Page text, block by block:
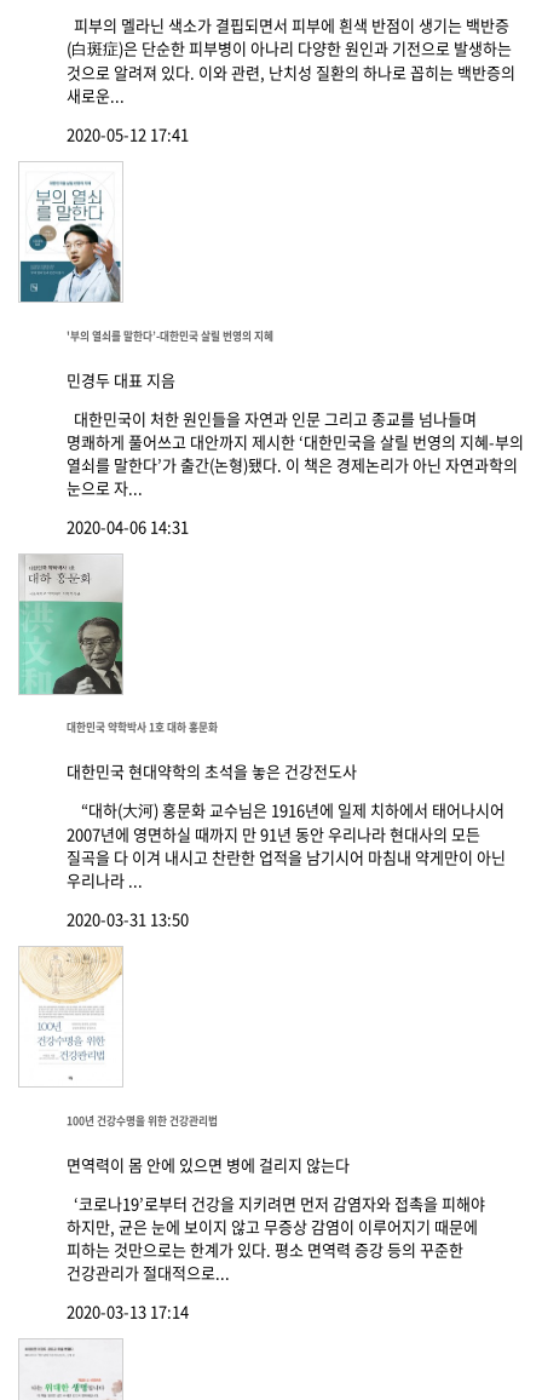
피부의 멜라닌 색소가 결핍되면서 피부에 흰색 반점이 생기는 백반증
(白斑症)은 단순한 피부병이 아나리 다양한 원인과 기전으로 발생하는
것으로 알려져 있다. 이와 관련, 난치성 질환의 하나로 꼽히는 백반증의
새로운...
2020-05-12 17:41
'부의 열쇠를 말한다’-대한민국 살릴 번영의 지혜
민경두 대표 지음
대한민국이 처한 원인들을 자연과 인문 그리고 종교를 넘나들며
명쾌하게 풀어쓰고 대안까지 제시한 ‘대한민국을 살릴 번영의 지혜-부의
열쇠를 말한다’가 출간(논형)됐다. 이 책은 경제논리가 아닌 자연과학의
눈으로 자...
2020-04-06 14:31
대한민국 약학박사 1호 대하 홍문화
대한민국 현대약학의 초석을 놓은 건강전도사
“대하(大河) 홍문화 교수님은 1916년에 일제 치하에서 태어나시어
2007년에 영면하실 때까지 만 91년 동안 우리나라 현대사의 모든
질곡을 다 이겨 내시고 찬란한 업적을 남기시어 마침내 약게만이 아닌
우리나라 ...
2020-03-31 13:50
100년 건강수명을 위한 건강관리법
면역력이 몸 안에 있으면 병에 걸리지 않는다
‘코로나19’로부터 건강을 지키려면 먼저 감염자와 접촉을 피해야
하지만, 균은 눈에 보이지 않고 무증상 감염이 이루어지기 때문에
피하는 것만으로는 한계가 있다. 평소 면역력 증강 등의 꾸준한
건강관리가 절대적으로...
2020-03-13 17:14